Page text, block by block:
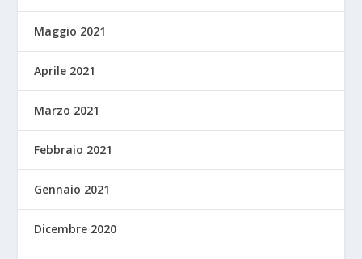
Maggio 2021
Aprile 2021
Marzo 2021
Febbraio 2021
Gennaio 2021
Dicembre 2020